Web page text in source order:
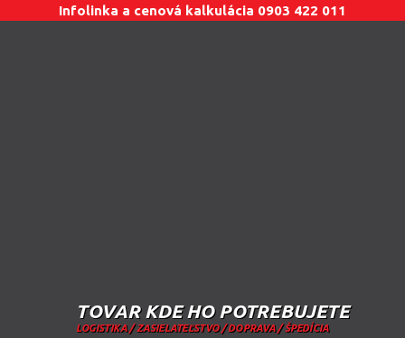
Infolinka a cenová kalkulácia 0903 422 011
TOVAR KDE HO POTREBUJETE
LOGISTIKA / ZASIELATEĽSTVO / DOPRAVA / ŠPEDÍCIA